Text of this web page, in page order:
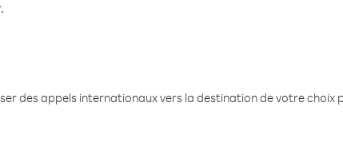
des appels internationaux vers la destination de votre choix